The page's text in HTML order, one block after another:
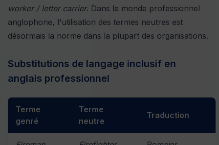
worker / letter carrier. Dans le monde professionnel
anglophone, l'utilisation des termes neutres est
désormais la norme dans la plupart des organisations.
Substitutions de langage inclusif en
anglais professionnel
Terme
genré
Terme
neutre
Traduction